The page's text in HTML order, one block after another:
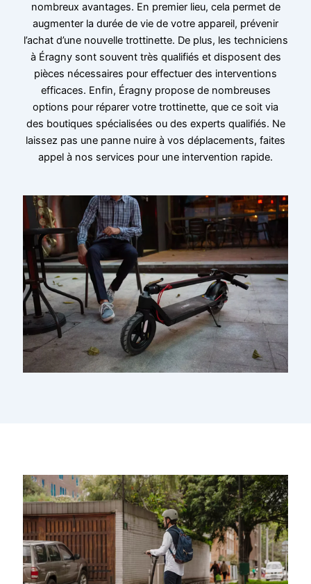
nombreux avantages. En premier lieu, cela permet de
augmenter la durée de vie de votre appareil, prévenir
l’achat d’une nouvelle trottinette. De plus, les techniciens
à Éragny sont souvent très qualifiés et disposent des
pièces nécessaires pour effectuer des interventions
efficaces. Enfin, Éragny propose de nombreuses
options pour réparer votre trottinette, que ce soit via
des boutiques spécialisées ou des experts qualifiés. Ne
laissez pas une panne nuire à vos déplacements, faites
appel à nos services pour une intervention rapide.